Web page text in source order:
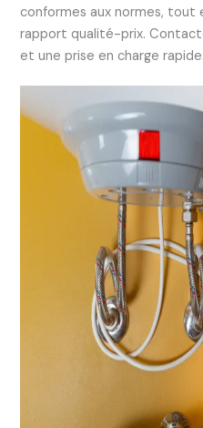
conformes aux normes, tout
rapport qualité-prix.
et une prise en charge rapide.